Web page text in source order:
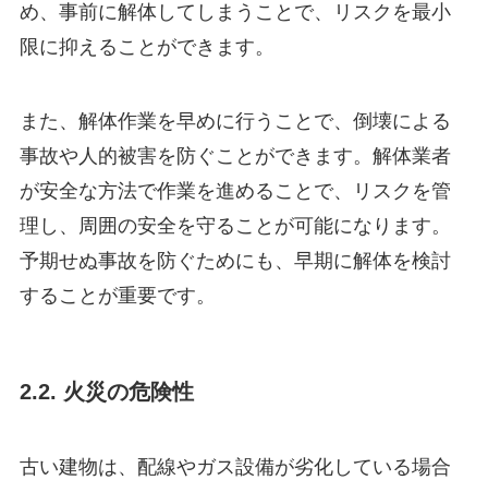
め、事前に解体してしまうことで、リスクを最小
限に抑えることができます。
また、解体作業を早めに行うことで、倒壊による
事故や人的被害を防ぐことができます。解体業者
が安全な方法で作業を進めることで、リスクを管
理し、周囲の安全を守ることが可能になります。
予期せぬ事故を防ぐためにも、早期に解体を検討
することが重要です。
2.2. 火災の危険性
古い建物は、配線やガス設備が劣化している場合